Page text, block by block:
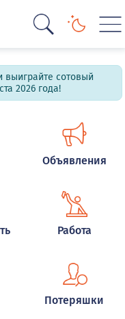
выиграйте сотовый
2026 года!
Объявления
Работа
Потеряшки